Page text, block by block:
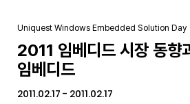
Uniquest Windows Embedded Solution Day
2011 임베디드 시장 동향
임베디드
2011.02.17 - 2011.02.17